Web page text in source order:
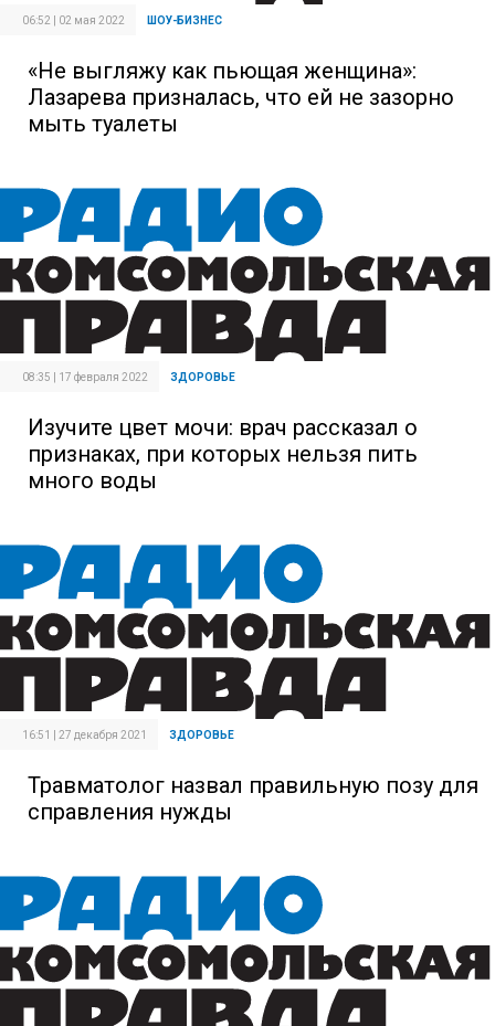
06:52 | 02 мая 2022 ШОУ-БИЗНЕС
«Не выгляжу как пьющая женщина»:
Лазарева призналась, что ей не зазорно
мыть туалеты
08:35 | 17 февраля 2022 ЗДОРОВЬЕ
Изучите цвет мочи: врач рассказал о
признаках, при которых нельзя пить
много воды
16:51 | 27 декабря 2021 ЗДОРОВЬЕ
Травматолог назвал правильную позу для
справления нужды